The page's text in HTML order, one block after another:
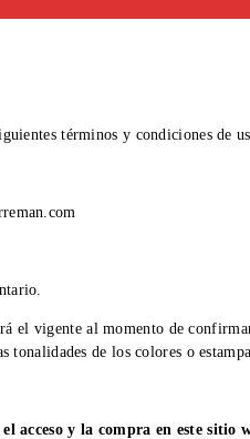
términos y condiciones de
el vigente al momento de
de los colores o
el acceso y la compra en este sitio